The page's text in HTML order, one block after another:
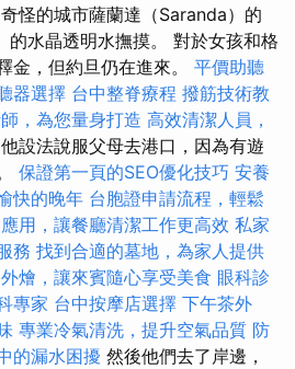
奇怪的城市薩蘭達（Saranda）的
的水晶透明水撫摸。 對於女孩和格
金，但約旦仍在進來。 平價助聽
器選擇 台中整脊療程 撥筋技術教
，為您量身打造 高效清潔人員，
他設法說服父母去港口，因為有遊
保證第一頁的SEO優化技巧 安養
快的晚年 台胞證申請流程，輕鬆
用，讓餐廳清潔工作更高效 私家
務 找到合適的墓地，為家人提供
燴，讓來賓隨心享受美食 眼科診
專家 台中按摩店選擇 下午茶外
專業冷氣清洗，提升空氣品質 防
的漏水困擾 然後他們去了岸邊，